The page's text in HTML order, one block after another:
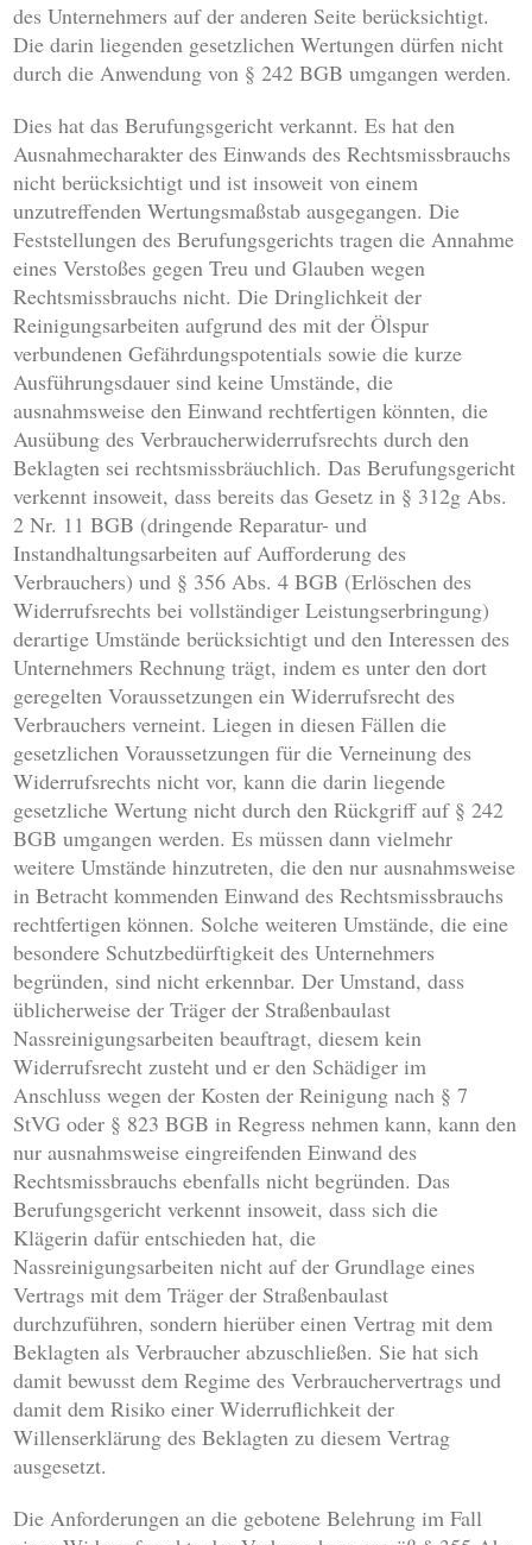
des Unternehmers auf der anderen Seite berücksichtigt.
Die darin liegenden gesetzlichen Wertungen dürfen nicht
durch die Anwendung von § 242 BGB umgangen werden.
Dies hat das Berufungsgericht verkannt. Es hat den
Ausnahmecharakter des Einwands des Rechtsmissbrauchs
nicht berücksichtigt und ist insoweit von einem
unzutreffenden Wertungsmaßstab ausgegangen. Die
Feststellungen des Berufungsgerichts tragen die Annahme
eines Verstoßes gegen Treu und Glauben wegen
Rechtsmissbrauchs nicht. Die Dringlichkeit der
Reinigungsarbeiten aufgrund des mit der Ölspur
verbundenen Gefährdungspotentials sowie die kurze
Ausführungsdauer sind keine Umstände, die
ausnahmsweise den Einwand rechtfertigen könnten, die
Ausübung des Verbraucherwiderrufsrechts durch den
Beklagten sei rechtsmissbräuchlich. Das Berufungsgericht
verkennt insoweit, dass bereits das Gesetz in § 312g Abs.
2 Nr. 11 BGB (dringende Reparatur- und
Instandhaltungsarbeiten auf Aufforderung des
Verbrauchers) und § 356 Abs. 4 BGB (Erlöschen des
Widerrufsrechts bei vollständiger Leistungserbringung)
derartige Umstände berücksichtigt und den Interessen des
Unternehmers Rechnung trägt, indem es unter den dort
geregelten Voraussetzungen ein Widerrufsrecht des
Verbrauchers verneint. Liegen in diesen Fällen die
gesetzlichen Voraussetzungen für die Verneinung des
Widerrufsrechts nicht vor, kann die darin liegende
gesetzliche Wertung nicht durch den Rückgriff auf § 242
BGB umgangen werden. Es müssen dann vielmehr
weitere Umstände hinzutreten, die den nur ausnahmsweise
in Betracht kommenden Einwand des Rechtsmissbrauchs
rechtfertigen können. Solche weiteren Umstände, die eine
besondere Schutzbedürftigkeit des Unternehmers
begründen, sind nicht erkennbar. Der Umstand, dass
üblicherweise der Träger der Straßenbaulast
Nassreinigungsarbeiten beauftragt, diesem kein
Widerrufsrecht zusteht und er den Schädiger im
Anschluss wegen der Kosten der Reinigung nach § 7
StVG oder § 823 BGB in Regress nehmen kann, kann den
nur ausnahmsweise eingreifenden Einwand des
Rechtsmissbrauchs ebenfalls nicht begründen. Das
Berufungsgericht verkennt insoweit, dass sich die
Klägerin dafür entschieden hat, die
Nassreinigungsarbeiten nicht auf der Grundlage eines
Vertrags mit dem Träger der Straßenbaulast
durchzuführen, sondern hierüber einen Vertrag mit dem
Beklagten als Verbraucher abzuschließen. Sie hat sich
damit bewusst dem Regime des Verbrauchervertrags und
damit dem Risiko einer Widerruflichkeit der
Willenserklärung des Beklagten zu diesem Vertrag
ausgesetzt.
Die Anforderungen an die gebotene Belehrung im Fall